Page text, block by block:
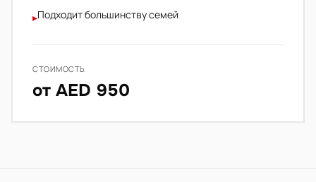
▸Подходит большинству семей
СТОИМОСТЬ
от AED 950